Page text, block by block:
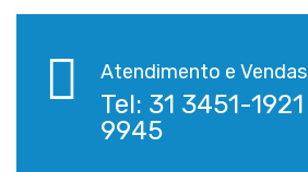
Atendimento e
Tel: 31 3451-
9945